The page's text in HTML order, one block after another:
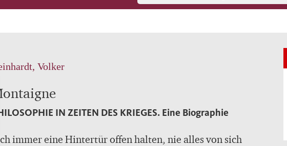
Volker
IN ZEITEN DES KRIEGES. Eine Biographie
immer eine Hintertür offen halten, nie alles von sich